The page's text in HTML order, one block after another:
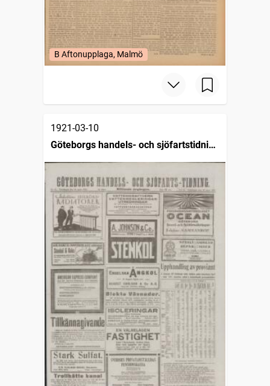
B Aftonupplaga, Malmö
1921-03-10
Göteborgs handels- och sjöfartstidning
(1832)